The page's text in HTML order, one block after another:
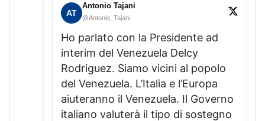
AT
Antonio Tajani
@Antonio_Tajani
Ho parlato con la Presidente ad
interim del Venezuela Delcy
Rodriguez. Siamo vicini al popolo
del Venezuela. L’Italia e l’Europa
aiuteranno il Venezuela. Il Governo
italiano valuterà il tipo di sostegno